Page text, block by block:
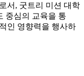
서, 굿트리 미션 대학
중심의 교육을 통
인 영향력을 행사하